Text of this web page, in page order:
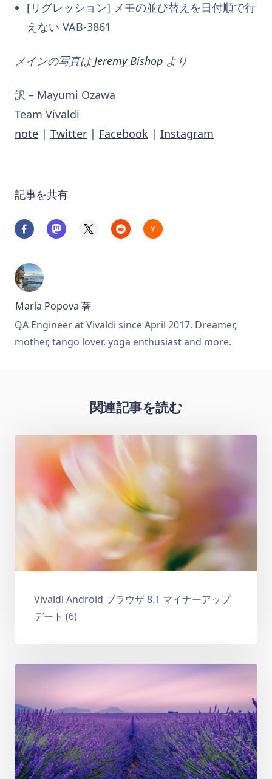
[リグレッション] メモの並び替えを日付順で行
えない VAB-3861
メインの写真は Jeremy Bishop より
訳 – Mayumi Ozawa
Team Vivaldi
note | Twitter | Facebook | Instagram
記事を共有
Maria Popova 著
QA Engineer at Vivaldi since April 2017. Dreamer,
mother, tango lover, yoga enthusiast and more.
関連記事を読む
Vivaldi Android ブラウザ 8.1 マイナーアップ
デート (6)